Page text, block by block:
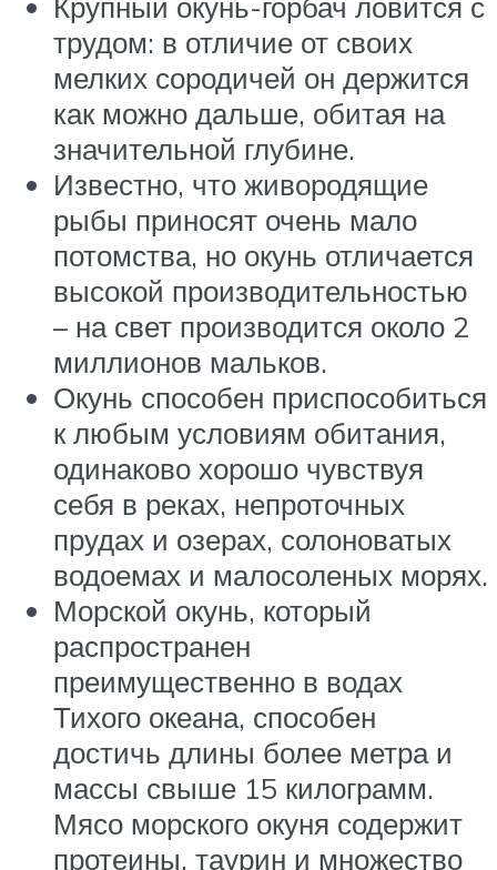
трудом: в отличие от своих
мелких сородичей он держится
как можно дальше, обитая на
значительной глубине.
Известно, что живородящие
рыбы приносят очень мало
потомства, но окунь отличается
высокой производительностью
– на свет производится около 2
миллионов мальков.
Окунь способен приспособиться
к любым условиям обитания,
одинаково хорошо чувствуя
себя в реках, непроточных
прудах и озерах, солоноватых
водоемах и малосоленых морях.
Морской окунь, который
распространен
преимущественно в водах
Тихого океана, способен
достичь длины более метра и
массы свыше 15 килограмм.
Мясо морского окуня содержит
протеины, таурин и множество